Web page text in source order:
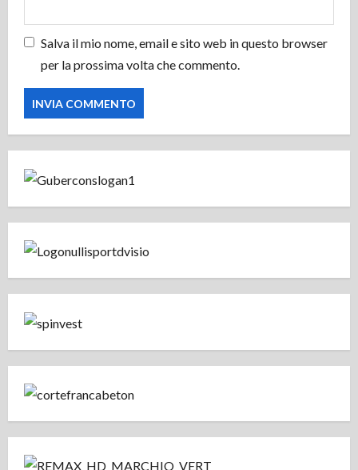
Salva il mio nome, email e sito web in questo browser
per la prossima volta che commento.